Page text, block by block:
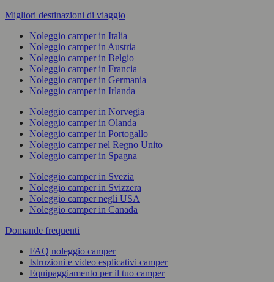
Migliori destinazioni di viaggio
Noleggio camper in Italia
Noleggio camper in Austria
Noleggio camper in Belgio
Noleggio camper in Francia
Noleggio camper in Germania
Noleggio camper in Irlanda
Noleggio camper in Norvegia
Noleggio camper in Olanda
Noleggio camper in Portogallo
Noleggio camper nel Regno Unito
Noleggio camper in Spagna
Noleggio camper in Svezia
Noleggio camper in Svizzera
Noleggio camper negli USA
Noleggio camper in Canada
Domande frequenti
FAQ noleggio camper
Istruzioni e video esplicativi camper
Equipaggiamento per il tuo camper